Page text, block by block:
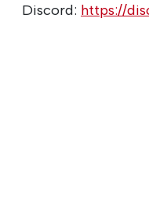
Discord: https://